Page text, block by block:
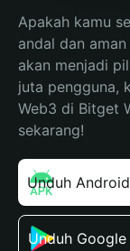
Apakah kamu
andal dan
akan menjadi
juta pengguna,
Web3 di Bitget
sekarang!
Unduh
Unduh Google